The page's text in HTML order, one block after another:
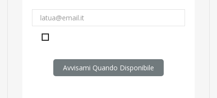
Avvisami Quando Disponibile